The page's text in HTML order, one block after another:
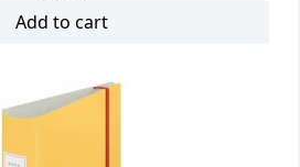
Add to cart